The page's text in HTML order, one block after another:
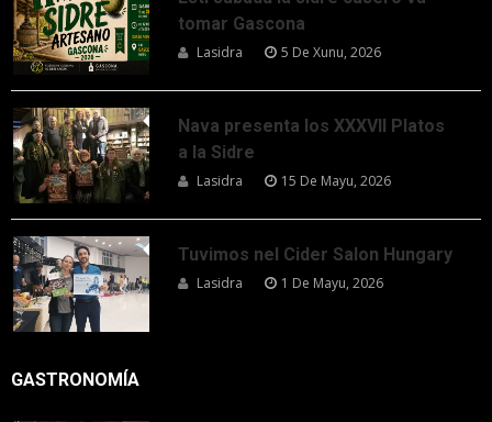
tomar Gascona
Lasidra 5 De Xunu, 2026
Nava presenta los XXXVII Platos
a la Sidre
Lasidra 15 De Mayu, 2026
Tuvimos nel Cider Salon Hungary
Lasidra 1 De Mayu, 2026
GASTRONOMÍA